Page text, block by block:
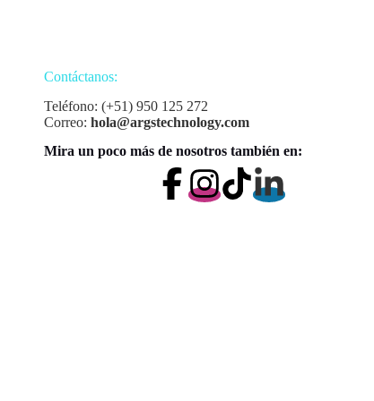
Contáctanos:
Teléfono: (+51) 950 125 272
Correo:hola@argstechnology.com
Mira un poco más de nosotros también en: